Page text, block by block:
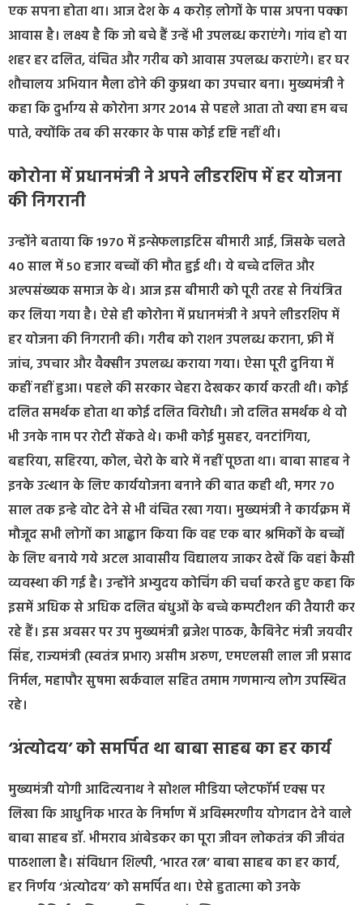
एक सपना होता था। आज देश के 4 करोड़ लोगों के पास अपना पक्का
आवास है। लक्ष्य है कि जो बचे हैं उन्हें भी उपलब्ध कराएंगे। गांव हो या
शहर हर दलित, वंचित और गरीब को आवास उपलब्ध कराएंगे। हर घर
शौचालय अभियान मैला ढोने की कुप्रथा का उपचार बना। मुख्यमंत्री ने
कहा कि दुर्भाग्य से कोरोना अगर 2014 से पहले आता तो क्या हम बच
पाते, क्योंकि तब की सरकार के पास कोई दृष्टि नहीं थी।
कोरोना में प्रधानमंत्री ने अपने लीडरशिप में हर योजना
की निगरानी
उन्होंने बताया कि 1970 में इन्सेफलाइटिस बीमारी आई, जिसके चलते
40 साल में 50 हजार बच्चों की मौत हुई थी। ये बच्चे दलित और
अल्पसंख्यक समाज के थे। आज इस बीमारी को पूरी तरह से नियंत्रित
कर लिया गया है। ऐसे ही कोरोना में प्रधानमंत्री ने अपने लीडरशिप में
हर योजना की निगरानी की। गरीब को राशन उपलब्ध कराना, फ्री में
जांच, उपचार और वैक्सीन उपलब्ध कराया गया। ऐसा पूरी दुनिया में
कहीं नहीं हुआ। पहले की सरकार चेहरा देखकर कार्य करती थी। कोई
दलित समर्थक होता था कोई दलित विरोधी। जो दलित समर्थक थे वो
भी उनके नाम पर रोटी सेंकते थे। कभी कोई मुसहर, वनटांगिया,
बहरिया, सहिरया, कोल, चेरो के बारे में नहीं पूछता था। बाबा साहब ने
इनके उत्थान के लिए कार्ययोजना बनाने की बात कही थी, मगर 70
साल तक इन्हे वोट देने से भी वंचित रखा गया। मुख्यमंत्री ने कार्यक्रम में
मौजूद सभी लोगों का आह्वान किया कि वह एक बार श्रमिकों के बच्चों
के लिए बनाये गये अटल आवासीय विद्यालय जाकर देखें कि वहां कैसी
व्यवस्था की गई है। उन्होंने अभ्युदय कोचिंग की चर्चा करते हुए कहा कि
इसमें अधिक से अधिक दलित बंधुओं के बच्चे कम्पटीशन की तैयारी कर
रहे हैं। इस अवसर पर उप मुख्यमंत्री ब्रजेश पाठक, कैबिनेट मंत्री जयवीर
सिंह, राज्यमंत्री (स्वतंत्र प्रभार) असीम अरुण, एमएलसी लाल जी प्रसाद
निर्मल, महापौर सुषमा खर्कवाल सहित तमाम गणमान्य लोग उपस्थित
रहे।
‘अंत्योदय’ को समर्पित था बाबा साहब का हर कार्य
मुख्यमंत्री योगी आदित्यनाथ ने सोशल मीडिया प्लेटफॉर्म एक्स पर
लिखा कि आधुनिक भारत के निर्माण में अविस्मरणीय योगदान देने वाले
बाबा साहब डॉ. भीमराव आंबेडकर का पूरा जीवन लोकतंत्र की जीवंत
पाठशाला है। संविधान शिल्पी, ‘भारत रत्न’ बाबा साहब का हर कार्य,
हर निर्णय ‘अंत्योदय’ को समर्पित था। ऐसे हुतात्मा को उनके